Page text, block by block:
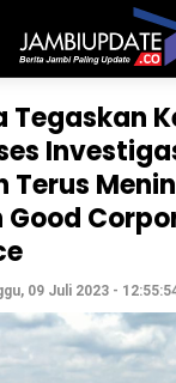
Tegaskan
Terus
Good
09 Juli 2023 -